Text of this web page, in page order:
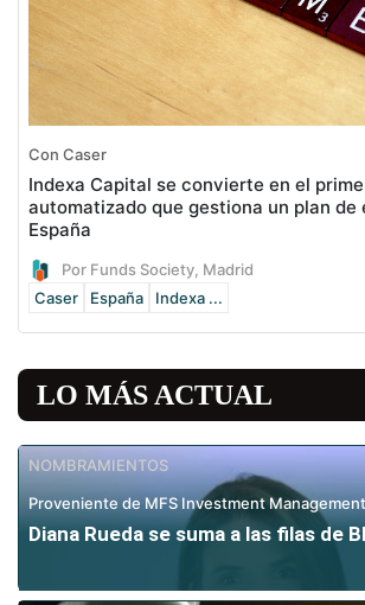
Con Caser
Indexa Capital se convierte en el
automatizado que gestiona un plan de
España
Por Funds Society, Madrid
Caser
España Indexa ...
LO MÁS ACTUAL
NOMBRAMIENTOS
Proveniente de MFS Investment Management
Diana Rueda se suma a las filas de